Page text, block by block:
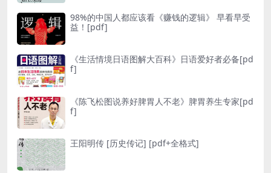
98%的中国人都应该看《赚钱的逻辑》 早看早受
益！[pdf]
《生活情境日语图解大百科》日语爱好者必备[pd
f]
《陈飞松图说养好脾胃人不老》脾胃养生专家[pd
f]
王阳明传 [ 历史传记] [pdf+全格式]